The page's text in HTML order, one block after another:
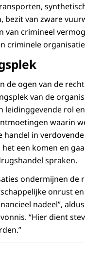
bezit van zware
van crimineel
criminele
de ogen van de
van de
leidinggevende rol
waarin
handel in
een komen en
spraken.
ondermijnen de
onrust
nadeel”,
“Hier dient